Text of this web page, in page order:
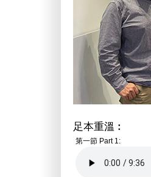
足本重溫︰
第一節 Part 1: